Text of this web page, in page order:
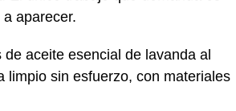
aparecer.
aceite esencial de lavanda al
limpio sin esfuerzo, con materiales